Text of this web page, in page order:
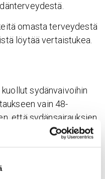
omasta terveydestä
löytää vertaistukea.
sydänvaivoihin
vain 48-
että sydänsairauksien
paljon.
hoitoa Laakso